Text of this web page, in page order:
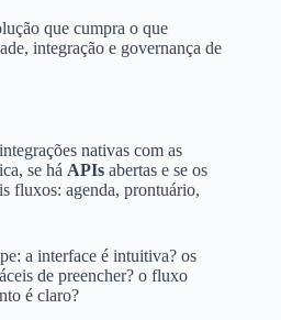
que cumpra o que
integração e governança de
nativas com as
se há APIs abertas e se os
fluxos: agenda, prontuário,
a interface é intuitiva? os
de preencher? o fluxo
é claro?